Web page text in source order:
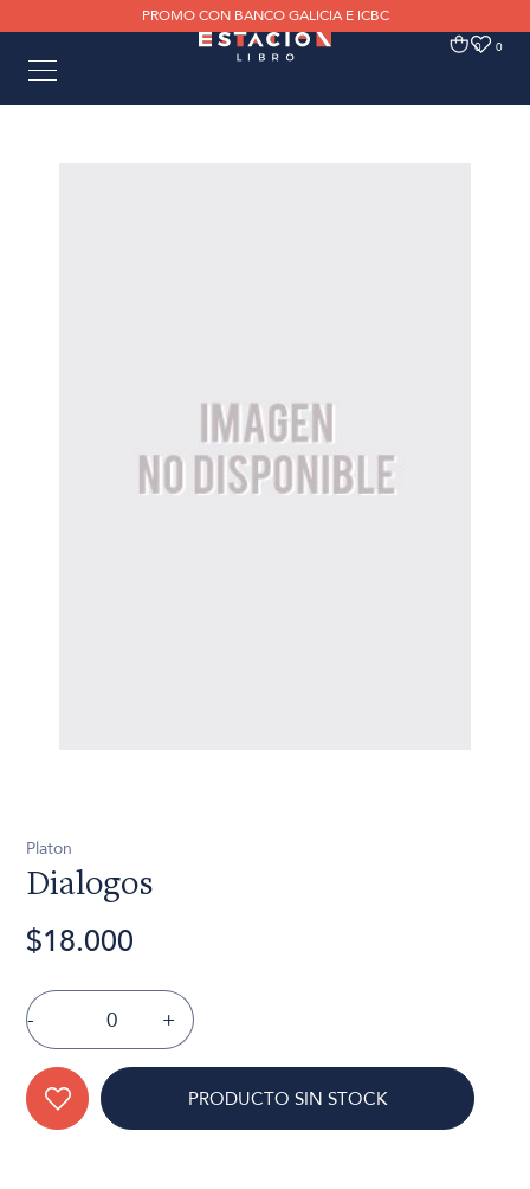
PROMO CON BANCO GALICIA E ICBC
0 0
Platon
Dialogos
$18.000
- +
PRODUCTO SIN STOCK